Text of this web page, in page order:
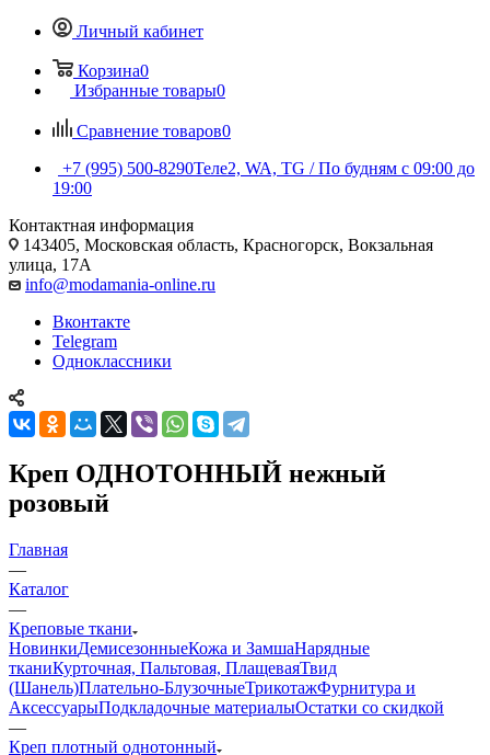
Личный кабинет
Корзина0
Избранные товары0
Сравнение товаров0
+7 (995) 500-8290Теле2, WA, TG / По будням c 09:00 до
19:00
Контактная информация
143405, Московская область, Красногорск, Вокзальная
улица, 17А
info@modamania-online.ru
Вконтакте
Telegram
Одноклассники
Креп ОДНОТОННЫЙ нежный
розовый
Главная
—
Каталог
—
Креповые ткани
НовинкиДемисезонныеКожа и ЗамшаНарядные
тканиКурточная, Пальтовая, ПлащеваяТвид
(Шанель)Плательно-БлузочныеТрикотажФурнитура и
АксессуарыПодкладочные материалыОстатки со скидкой
—
Креп плотный однотонный